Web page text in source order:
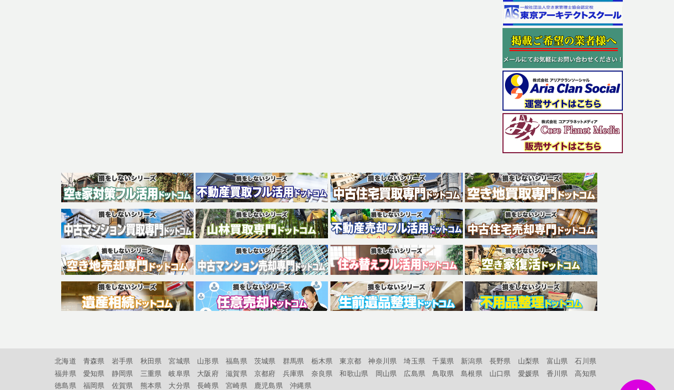
北海道 青森県 岩手県 秋田県 宮城県 山形県 福島県 茨城県 群馬県 栃木県 東京都 神奈川県 埼玉県 千葉県 新潟県 長野県 山梨県 富山県
石川県
福井県
愛知県 静岡県 三重県 岐阜県 大阪府 滋賀県 京都府 兵庫県 奈良県 和歌山県 岡山県 広島県 鳥取県 島根県 山口県 愛媛県 香川県
高知県
徳島県
福岡県 佐賀県 熊本県 大分県 長崎県 宮崎県 鹿児島県 沖縄県